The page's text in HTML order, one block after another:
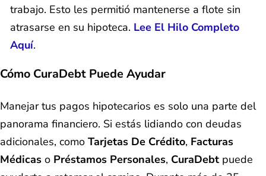
trabajo. Esto les permitió mantenerse a flote sin
atrasarse en su hipoteca. Lee El Hilo Completo
Aquí.
Cómo CuraDebt Puede Ayudar
Manejar tus pagos hipotecarios es solo una parte del
panorama financiero. Si estás lidiando con deudas
adicionales, como Tarjetas De Crédito, Facturas
Médicas o Préstamos Personales, CuraDebt puede